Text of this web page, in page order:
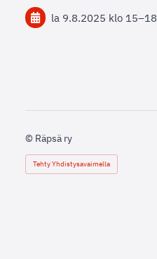
la 9.8.2025 klo 15–18
© Räpsä ry
Tehty Yhdistysavaimella